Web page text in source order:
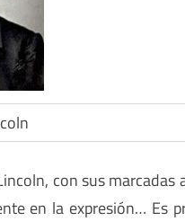
con sus marcadas
en la expresión… Es